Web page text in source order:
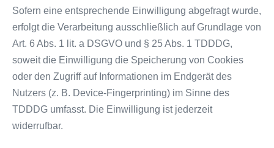
Sofern eine entsprechende Einwilligung abgefragt wurde,
erfolgt die Verarbeitung ausschließlich auf Grundlage von
Art. 6 Abs. 1 lit. a DSGVO und § 25 Abs. 1 TDDDG,
soweit die Einwilligung die Speicherung von Cookies
oder den Zugriff auf Informationen im Endgerät des
Nutzers (z. B. Device-Fingerprinting) im Sinne des
TDDDG umfasst. Die Einwilligung ist jederzeit
widerrufbar.